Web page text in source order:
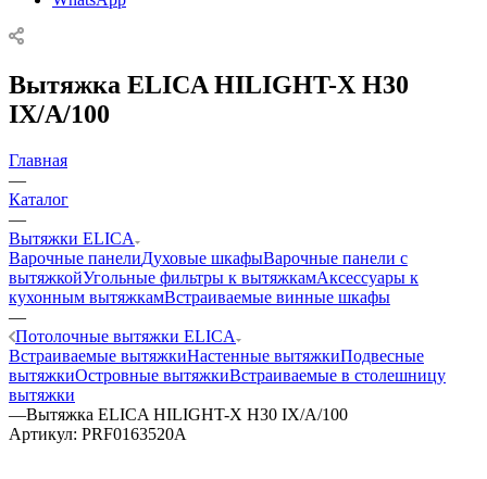
Вытяжка ELICA HILIGHT-X H30
IX/A/100
Главная
—
Каталог
—
Вытяжки ELICA
Варочные панелиДуховые шкафыВарочные панели с
вытяжкойУгольные фильтры к вытяжкамАксессуары к
кухонным вытяжкамВстраиваемые винные шкафы
—
Потолочные вытяжки ELICA
Встраиваемые вытяжкиНастенные вытяжкиПодвесные
вытяжкиОстровные вытяжкиВстраиваемые в столешницу
вытяжки
—Вытяжка ELICA HILIGHT-X H30 IX/A/100
Артикул: PRF0163520A